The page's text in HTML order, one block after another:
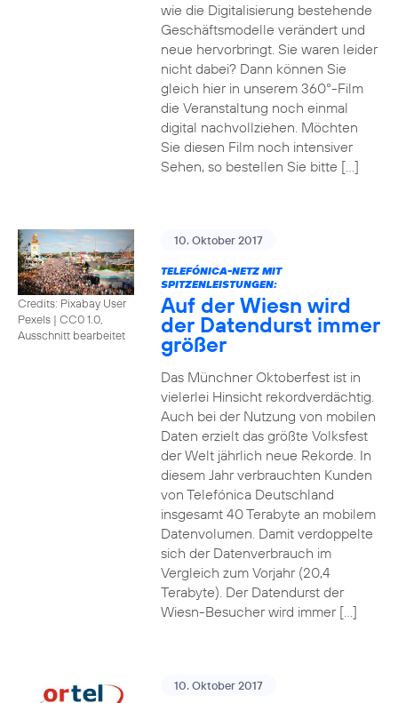
wie die Digitalisierung bestehende
Geschäftsmodelle verändert und
neue hervorbringt. Sie waren leider
nicht dabei? Dann können Sie
gleich hier in unserem 360°-Film
die Veranstaltung noch einmal
digital nachvollziehen. Möchten
Sie diesen Film noch intensiver
Sehen, so bestellen Sie bitte […]
Credits: Pixabay User
Pexels | CC0 1.0,
Ausschnitt bearbeitet
10. Oktober 2017
TELEFÓNICA-NETZ MIT
SPITZENLEISTUNGEN:
Auf der Wiesn wird
der Datendurst immer
größer
Das Münchner Oktoberfest ist in
vielerlei Hinsicht rekordverdächtig.
Auch bei der Nutzung von mobilen
Daten erzielt das größte Volksfest
der Welt jährlich neue Rekorde. In
diesem Jahr verbrauchten Kunden
von Telefónica Deutschland
insgesamt 40 Terabyte an mobilem
Datenvolumen. Damit verdoppelte
sich der Datenverbrauch im
Vergleich zum Vorjahr (20,4
Terabyte). Der Datendurst der
Wiesn-Besucher wird immer […]
10. Oktober 2017